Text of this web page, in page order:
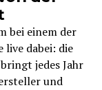
bei einem der
dabei: die
jedes Jahr
und